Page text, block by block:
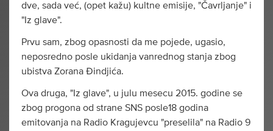
dve, sada već, (opet kažu) kultne emisije, "Čavrljanje" i
"Iz glave".
Prvu sam, zbog opasnosti da me pojede, ugasio,
neposredno posle ukidanja vanrednog stanja zbog
ubistva Zorana Đindjića.
Ova druga, "Iz glave", u julu mesecu 2015. godine se
zbog progona od strane SNS posle18 godina
emitovanja na Radio Kragujevcu "preselila" na Radio 9